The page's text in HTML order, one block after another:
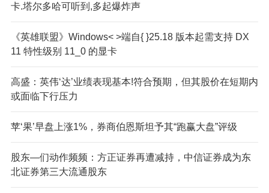
卡.塔尔多哈可听到,多起爆炸声
《英雄联盟》Windows< >端自{ }25.18 版本起需支持 DX
11 特性级别 11_0 的显卡
高盛：英伟‘达’业绩表现基本!符合预期，但其股价在短期内
或面临下行压力
苹‘果’早盘上涨1%，券商伯恩斯坦予其“跑赢大盘”评级
股东—们动作频频：方正证券再遭减持，中信证券成为东
北证券第三大流通股东